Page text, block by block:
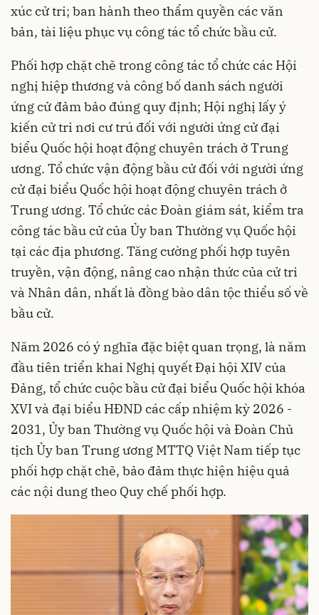
xúc cử tri; ban hành theo thẩm quyền các văn
bản, tài liệu phục vụ công tác tổ chức bầu cử.
Phối hợp chặt chẽ trong công tác tổ chức các Hội
nghị hiệp thương và công bố danh sách người
ứng cử đảm bảo đúng quy định; Hội nghị lấy ý
kiến cử tri nơi cư trú đối với người ứng cử đại
biểu Quốc hội hoạt động chuyên trách ở Trung
ương. Tổ chức vận động bầu cử đối với người ứng
cử đại biểu Quốc hội hoạt động chuyên trách ở
Trung ương. Tổ chức các Đoàn giám sát, kiểm tra
công tác bầu cử của Ủy ban Thường vụ Quốc hội
tại các địa phương. Tăng cường phối hợp tuyên
truyền, vận động, nâng cao nhận thức của cử tri
và Nhân dân, nhất là đồng bào dân tộc thiểu số về
bầu cử.
Năm 2026 có ý nghĩa đặc biệt quan trọng, là năm
đầu tiên triển khai Nghị quyết Đại hội XIV của
Đảng, tổ chức cuộc bầu cử đại biểu Quốc hội khóa
XVI và đại biểu HĐND các cấp nhiệm kỳ 2026 -
2031, Ủy ban Thường vụ Quốc hội và Đoàn Chủ
tịch Ủy ban Trung ương MTTQ Việt Nam tiếp tục
phối hợp chặt chẽ, bảo đảm thực hiện hiệu quả
các nội dung theo Quy chế phối hợp.